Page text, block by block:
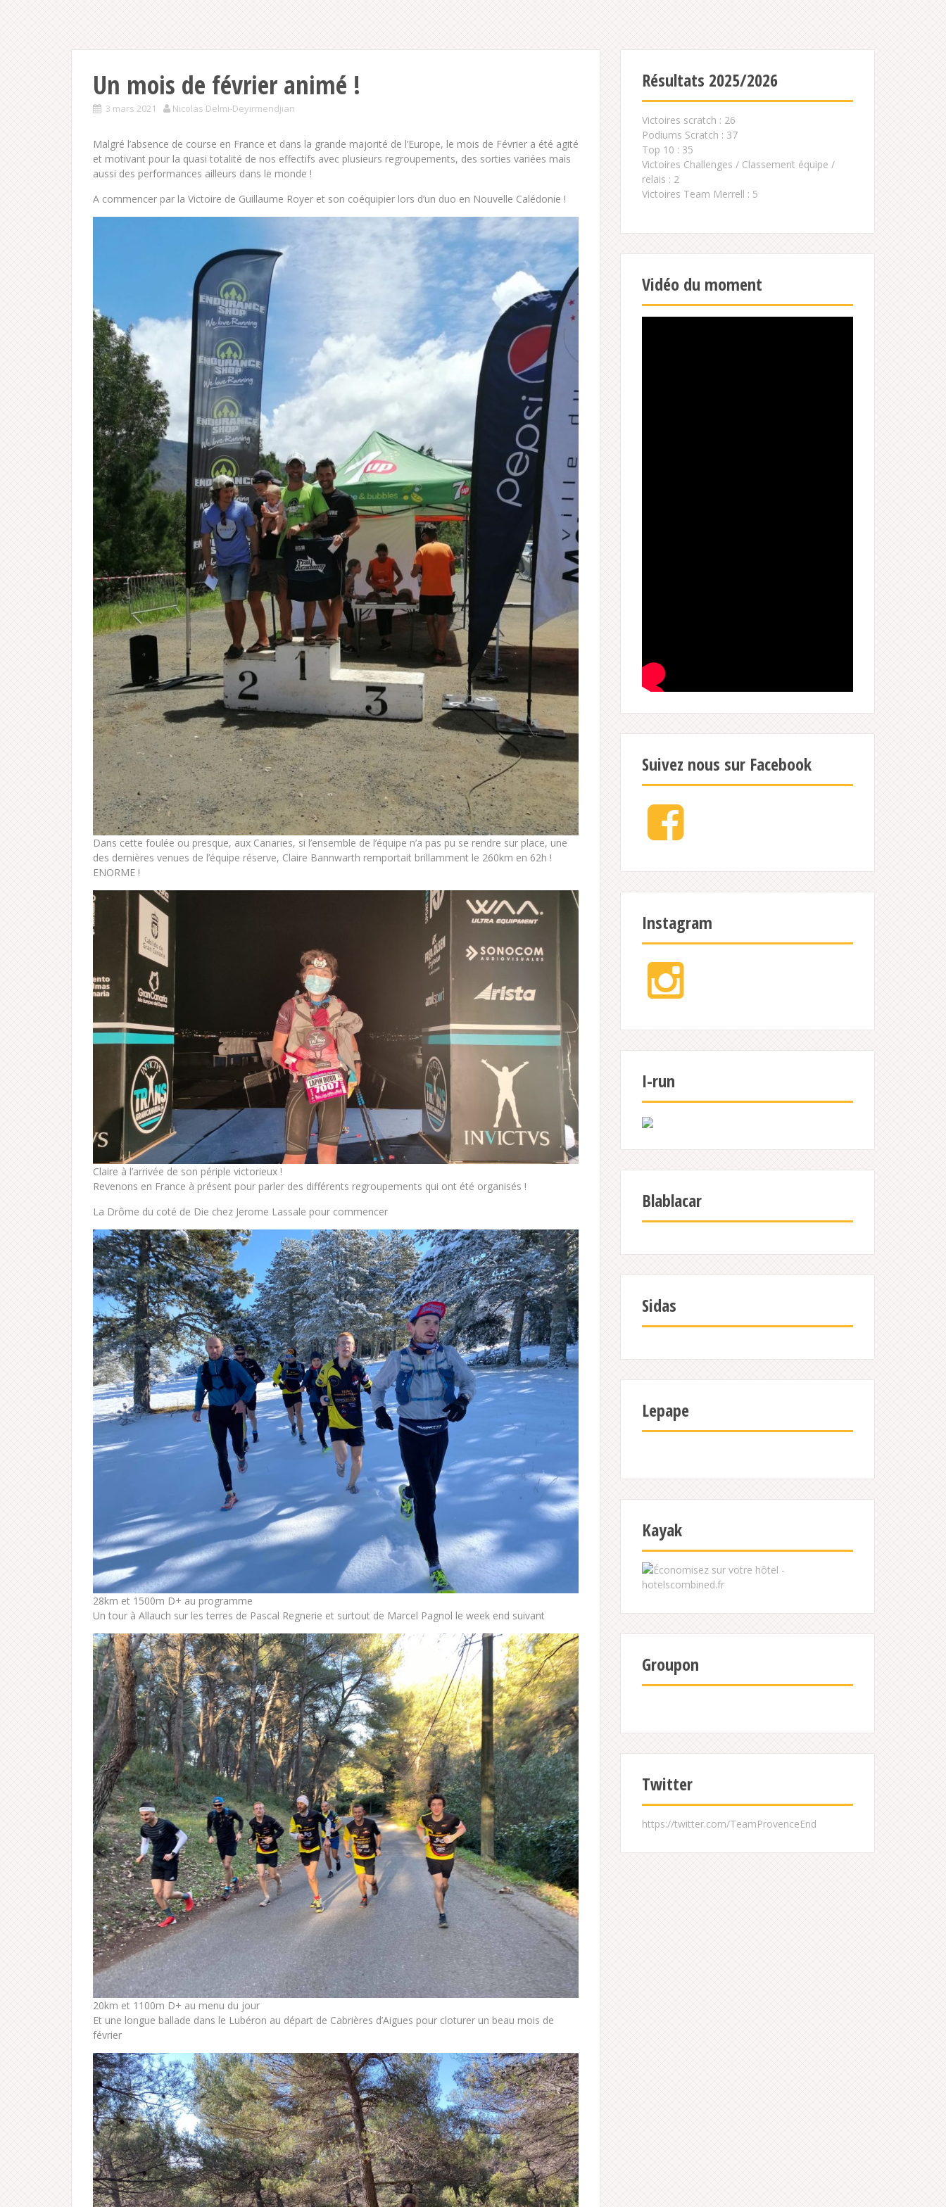
Un mois de février animé !
3 mars 2021 Nicolas Delmi-Deyirmendjian
Malgré l’absence de course en France et dans la grande majorité de l’Europe, le mois de Février a été agité
et motivant pour la quasi totalité de nos effectifs avec plusieurs regroupements, des sorties variées mais
aussi des performances ailleurs dans le monde !
A commencer par la Victoire de Guillaume Royer et son coéquipier lors d’un duo en Nouvelle Calédonie !
Dans cette foulée ou presque, aux Canaries, si l’ensemble de l’équipe n’a pas pu se rendre sur place, une
des dernières venues de l’équipe réserve, Claire Bannwarth remportait brillamment le 260km en 62h !
ENORME !
Claire à l’arrivée de son périple victorieux !
Revenons en France à présent pour parler des différents regroupements qui ont été organisés !
La Drôme du coté de Die chez Jerome Lassale pour commencer
28km et 1500m D+ au programme
Un tour à Allauch sur les terres de Pascal Regnerie et surtout de Marcel Pagnol le week end suivant
20km et 1100m D+ au menu du jour
Et une longue ballade dans le Lubéron au départ de Cabrières d’Aigues pour cloturer un beau mois de
février
Résultats 2025/2026
Victoires scratch : 26
Podiums Scratch : 37
Top 10 : 35
Victoires Challenges / Classement équipe /
relais : 2
Victoires Team Merrell : 5
Vidéo du moment
Suivez nous sur Facebook
Facebook
Instagram
Instagram
I-run
Blablacar
Sidas
Lepape
Kayak
Groupon
Twitter
https://twitter.com/TeamProvenceEnd